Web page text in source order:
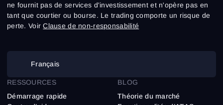
ne fournit pas de services d'investissement et n'opère pas en
tant que courtier ou bourse. Le trading comporte un risque de
perte. VoirClause de non-responsabilité
Français
RESSOURCES
Démarrage rapide
BLOG
Théorie du marché